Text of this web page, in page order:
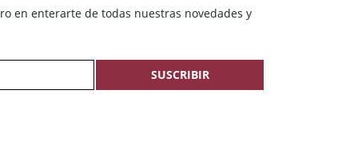
en enterarte de todas nuestras novedades y
SUSCRIBIR